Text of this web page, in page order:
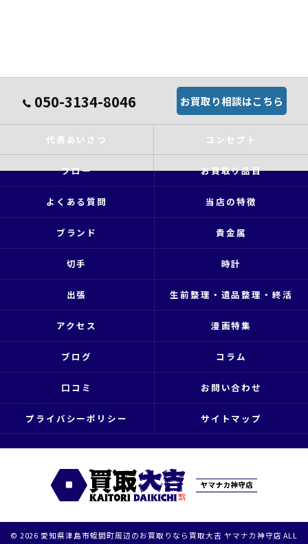
050-3134-8046 お買取り相談はこちら
代表あいさつ コンセプト
フロー お買取り品目
よくある質問 当店の特徴
ブランド 貴金属
切手 時計
出張 生前整理・遺品整理・終活
アクセス 漫画特集
ブログ コラム
口コミ お問い合わせ
プライバシーポリシー サイトマップ
© 2026 愛知県津島市蛭間町周辺のお買取りなら買取大吉 ヤマナカ神守店 ALL